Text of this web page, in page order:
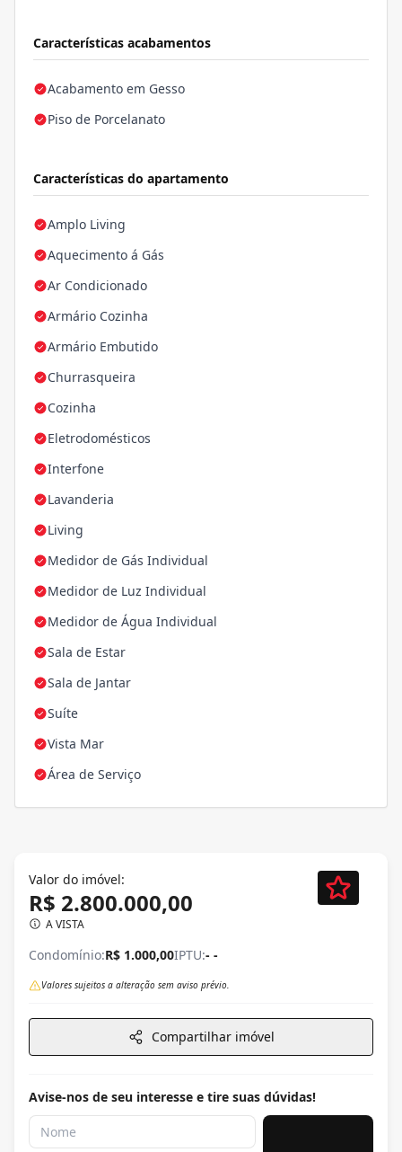
Características acabamentos
Acabamento em Gesso
Piso de Porcelanato
Características do apartamento
Amplo Living
Aquecimento á Gás
Ar Condicionado
Armário Cozinha
Armário Embutido
Churrasqueira
Cozinha
Eletrodomésticos
Interfone
Lavanderia
Living
Medidor de Gás Individual
Medidor de Luz Individual
Medidor de Água Individual
Sala de Estar
Sala de Jantar
Suíte
Vista Mar
Área de Serviço
Valor do imóvel:
R$ 2.800.000,00
A VISTA
Condomínio:R$ 1.000,00IPTU:- -
Valores sujeitos a alteração sem aviso prévio.
Compartilhar imóvel
Avise-nos de seu interesse e tire suas dúvidas!